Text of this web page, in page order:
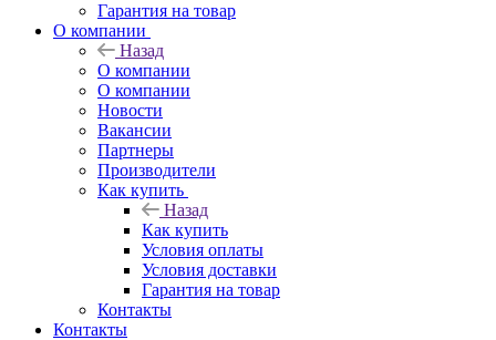
Гарантия на товар
О компании
Назад
О компании
О компании
Новости
Вакансии
Партнеры
Производители
Как купить
Назад
Как купить
Условия оплаты
Условия доставки
Гарантия на товар
Контакты
Контакты